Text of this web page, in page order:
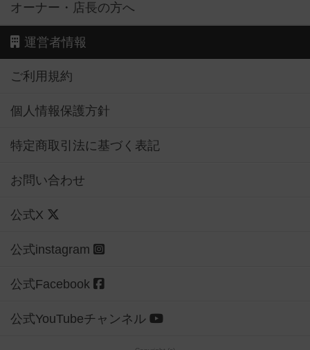
オーナー・店長の方へ
運営者情報
ご利用規約
個人情報保護方針
特定商取引法に基づく表記
お問い合わせ
公式X
公式instagram
公式Facebook
公式YouTubeチャンネル